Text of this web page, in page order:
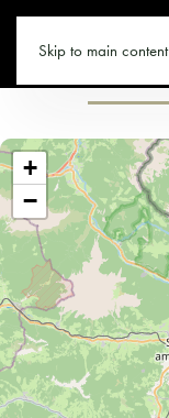
Skip to main content
MARIAALM.CO
+
−